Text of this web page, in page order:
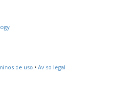
de uso • Aviso legal